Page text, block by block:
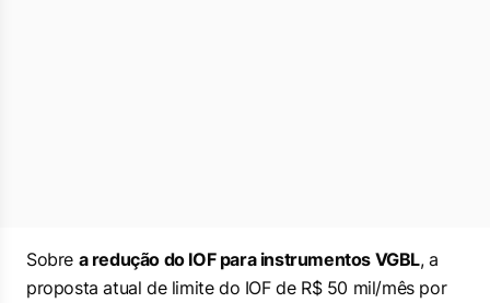
Sobre a redução do IOF para instrumentos VGBL, a
proposta atual de limite do IOF de R$ 50 mil/mês por